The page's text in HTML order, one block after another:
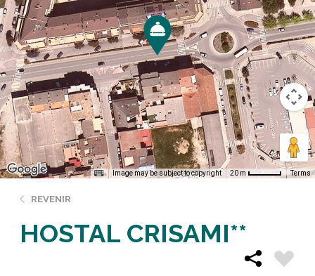
Image may be subject to copyright 20 m Terms
REVENIR
HOSTAL CRISAMI**